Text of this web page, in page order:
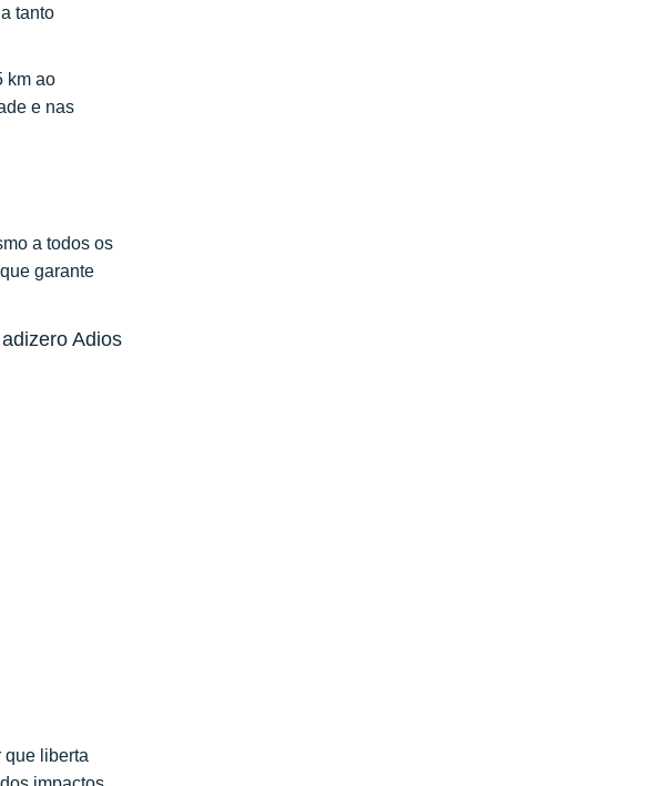
tanto
km ao
e nas
a todos os
garante
Adios
que liberta